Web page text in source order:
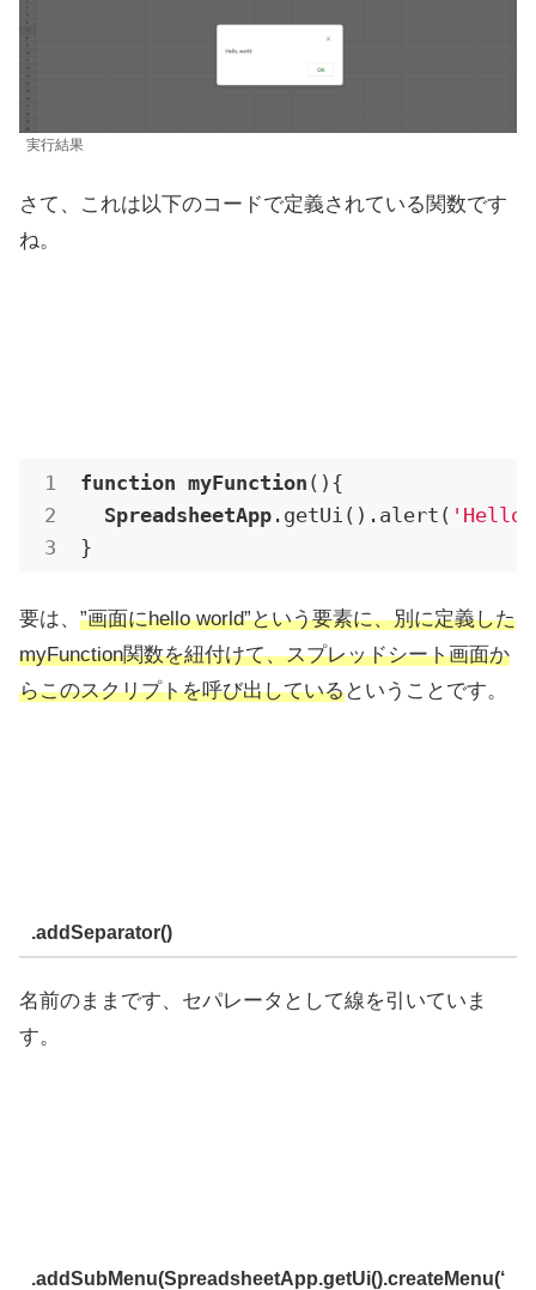
実行結果
さて、これは以下のコードで定義されている関数です
ね。
function myFunction (){
SpreadsheetApp .getUi () .alert (
}
要は、 ”画面にhello world”という要素に、別に定義した
myFunction関数を紐付けて、スプレッドシート画面か
らこのスクリプトを呼び出しているということです。
.addSeparator()
名前のままです、セパレータとして線を引いていま
す。
.addSubMenu(SpreadsheetApp.getUi().createMenu(‘